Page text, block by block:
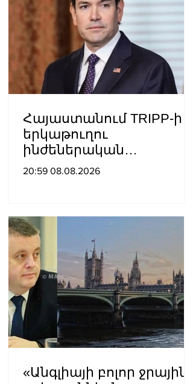
Հայաստանում TRIPP-ի
երկաթուղու
ինժեներական
ուսումնասիրություններ
20:59 08.08.2026
«Անգլիայի բոլոր ջրային